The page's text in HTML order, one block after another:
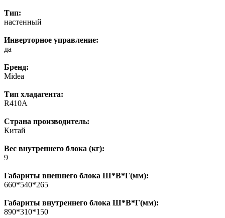
Тип:
настенный
Инверторное управление:
да
Бренд:
Midea
Тип хладагента:
R410A
Страна производитель:
Китай
Вес внутреннего блока (кг):
9
Габариты внешнего блока Ш*В*Г(мм):
660*540*265
Габариты внутреннего блока Ш*В*Г(мм):
890*310*150